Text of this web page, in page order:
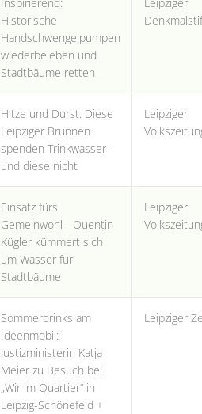
Inspirierend:
Historische
Handschwengelpumpen
wiederbeleben und
Stadtbäume retten
Leipziger
Hitze und Durst: Diese
Leipziger Brunnen
spenden Trinkwasser -
und diese nicht
Leipziger
Einsatz fürs
Gemeinwohl - Quentin
Kügler kümmert sich
um Wasser für
Stadtbäume
Leipziger
Sommerdrinks am
Ideenmobil:
Justizministerin Katja
Meier zu Besuch bei
„Wir im Quartier“ in
Leipzig-Schönefeld +
Leipziger